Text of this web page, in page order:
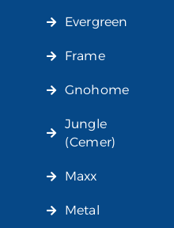
Evergreen
Frame
Gnohome
Jungle
(Cemer)
Maxx
Metal